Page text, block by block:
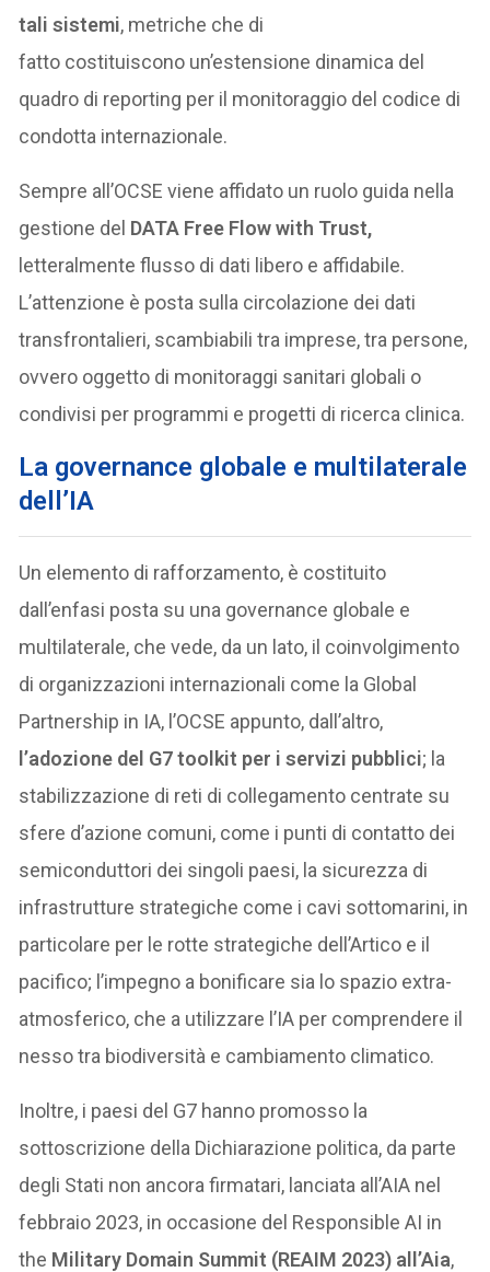
tali sistemi, metriche che di
fatto costituiscono un’estensione dinamica del
quadro di reporting per il monitoraggio del codice di
condotta internazionale.
Sempre all’OCSE viene affidato un ruolo guida nella
gestione del DATA Free Flow with Trust,
letteralmente flusso di dati libero e affidabile.
L’attenzione è posta sulla circolazione dei dati
transfrontalieri, scambiabili tra imprese, tra persone,
ovvero oggetto di monitoraggi sanitari globali o
condivisi per programmi e progetti di ricerca clinica.
La governance globale e multilaterale
dell’IA
Un elemento di rafforzamento, è costituito
dall’enfasi posta su una governance globale e
multilaterale, che vede, da un lato, il coinvolgimento
di organizzazioni internazionali come la Global
Partnership in IA, l’OCSE appunto, dall’altro,
l’adozione del G7 toolkit per i servizi pubblici; la
stabilizzazione di reti di collegamento centrate su
sfere d’azione comuni, come i punti di contatto dei
semiconduttori dei singoli paesi, la sicurezza di
infrastrutture strategiche come i cavi sottomarini, in
particolare per le rotte strategiche dell’Artico e il
pacifico; l’impegno a bonificare sia lo spazio extra-
atmosferico, che a utilizzare l’IA per comprendere il
nesso tra biodiversità e cambiamento climatico.
Inoltre, i paesi del G7 hanno promosso la
sottoscrizione della Dichiarazione politica, da parte
degli Stati non ancora firmatari, lanciata all’AIA nel
febbraio 2023, in occasione del Responsible AI in
the Military Domain Summit (REAIM 2023) all’Aia,